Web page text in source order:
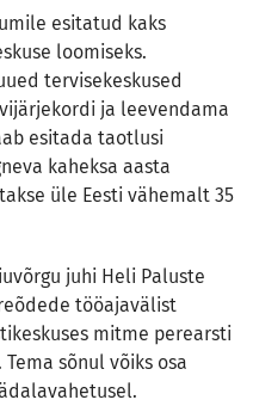
esitatud kaks
loomiseks.
tervisekeskused
ja leevendama
esitada taotlusi
kaheksa aasta
üle Eesti vähemalt 35
juhi Heli Paluste
tööajavälist
mitme perearsti
sõnul võiks osa